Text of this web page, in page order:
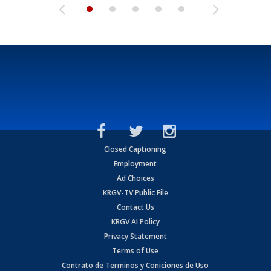
Closed Captioning
Employment
Ad Choices
KRGV-TV Public File
Contact Us
KRGV AI Policy
Privacy Statement
Terms of Use
Contrato de Terminos y Coniciones de Uso